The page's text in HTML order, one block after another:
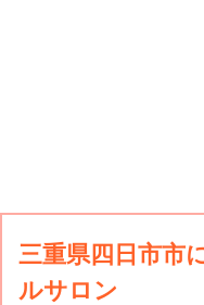
三重県四日市市
ルサロン